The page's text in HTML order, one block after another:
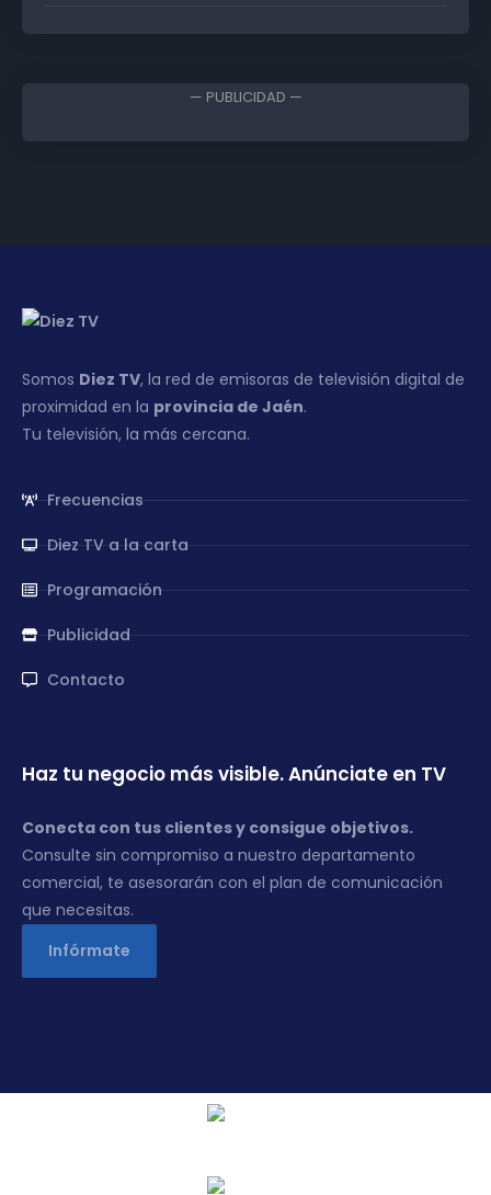
— PUBLICIDAD —
Somos Diez TV, la red de emisoras de televisión digital de
proximidad en la provincia de Jaén.
Tu televisión, la más cercana.
Frecuencias
Diez TV a la carta
Programación
Publicidad
Contacto
Haz tu negocio más visible. Anúnciate en TV
Conecta con tus clientes y consigue objetivos.
Consulte sin compromiso a nuestro departamento
comercial, te asesorarán con el plan de comunicación
que necesitas.
Infórmate